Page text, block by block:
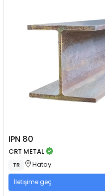
IPN 80
CRT METAL
TR Hatay
İletişime geç